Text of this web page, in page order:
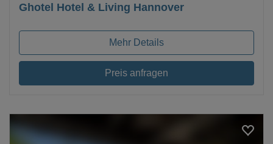
Ghotel Hotel & Living Hannover
Mehr Details
Preis anfragen